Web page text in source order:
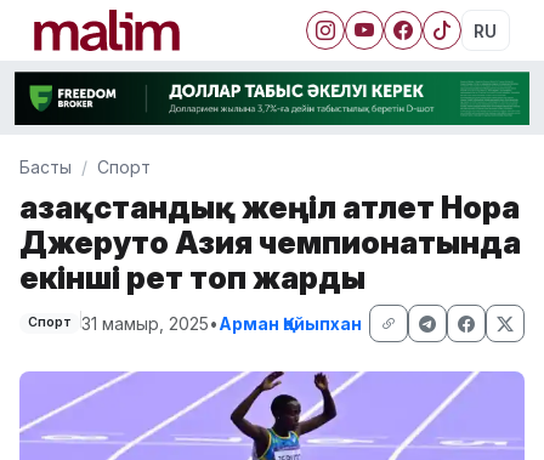
RU
Басты Спорт
Қазақстандық жеңіл атлет Нора
Джеруто Азия чемпионатында
екінші рет топ жарды
Спорт 31 мамыр, 2025•Арман Қайыпхан